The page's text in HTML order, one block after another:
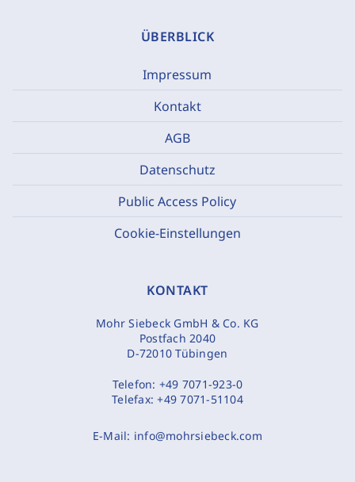
ÜBERBLICK
Impressum
Kontakt
AGB
Datenschutz
Public Access Policy
Cookie-Einstellungen
KONTAKT
Mohr Siebeck GmbH & Co. KG
Postfach 2040
D-72010 Tübingen
Telefon: +49 7071-923-0
Telefax:+49 7071-51104
E-Mail: info@mohrsiebeck.com